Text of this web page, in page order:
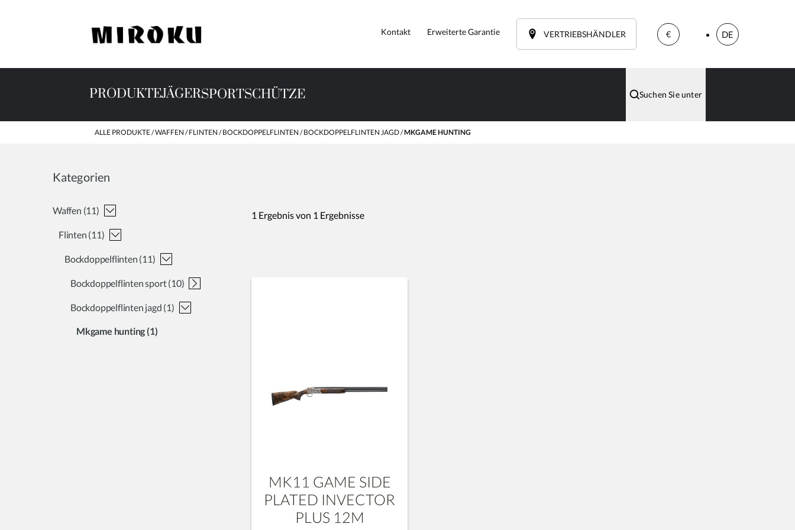
Kontakt Erweiterte Garantie VERTRIEBSHÄNDLER € DE
PRODUKTEJÄGERSPORTSCHÜTZE Suchen Sie unter
ALLE PRODUKTE WAFFEN FLINTEN BOCKDOPPELFLINTEN BOCKDOPPELFLINTEN JAGD MKGAME HUNTING
Kategorien
waffen (11)
flinten (11)
bockdoppelflinten (11)
bockdoppelflinten sport(10)
bockdoppelflinten jagd (1)
mkgame hunting(1)
1 Ergebnis von 1 Ergebnisse
MK11 GAME SIDE
PLATED INVECTOR
PLUS 12M